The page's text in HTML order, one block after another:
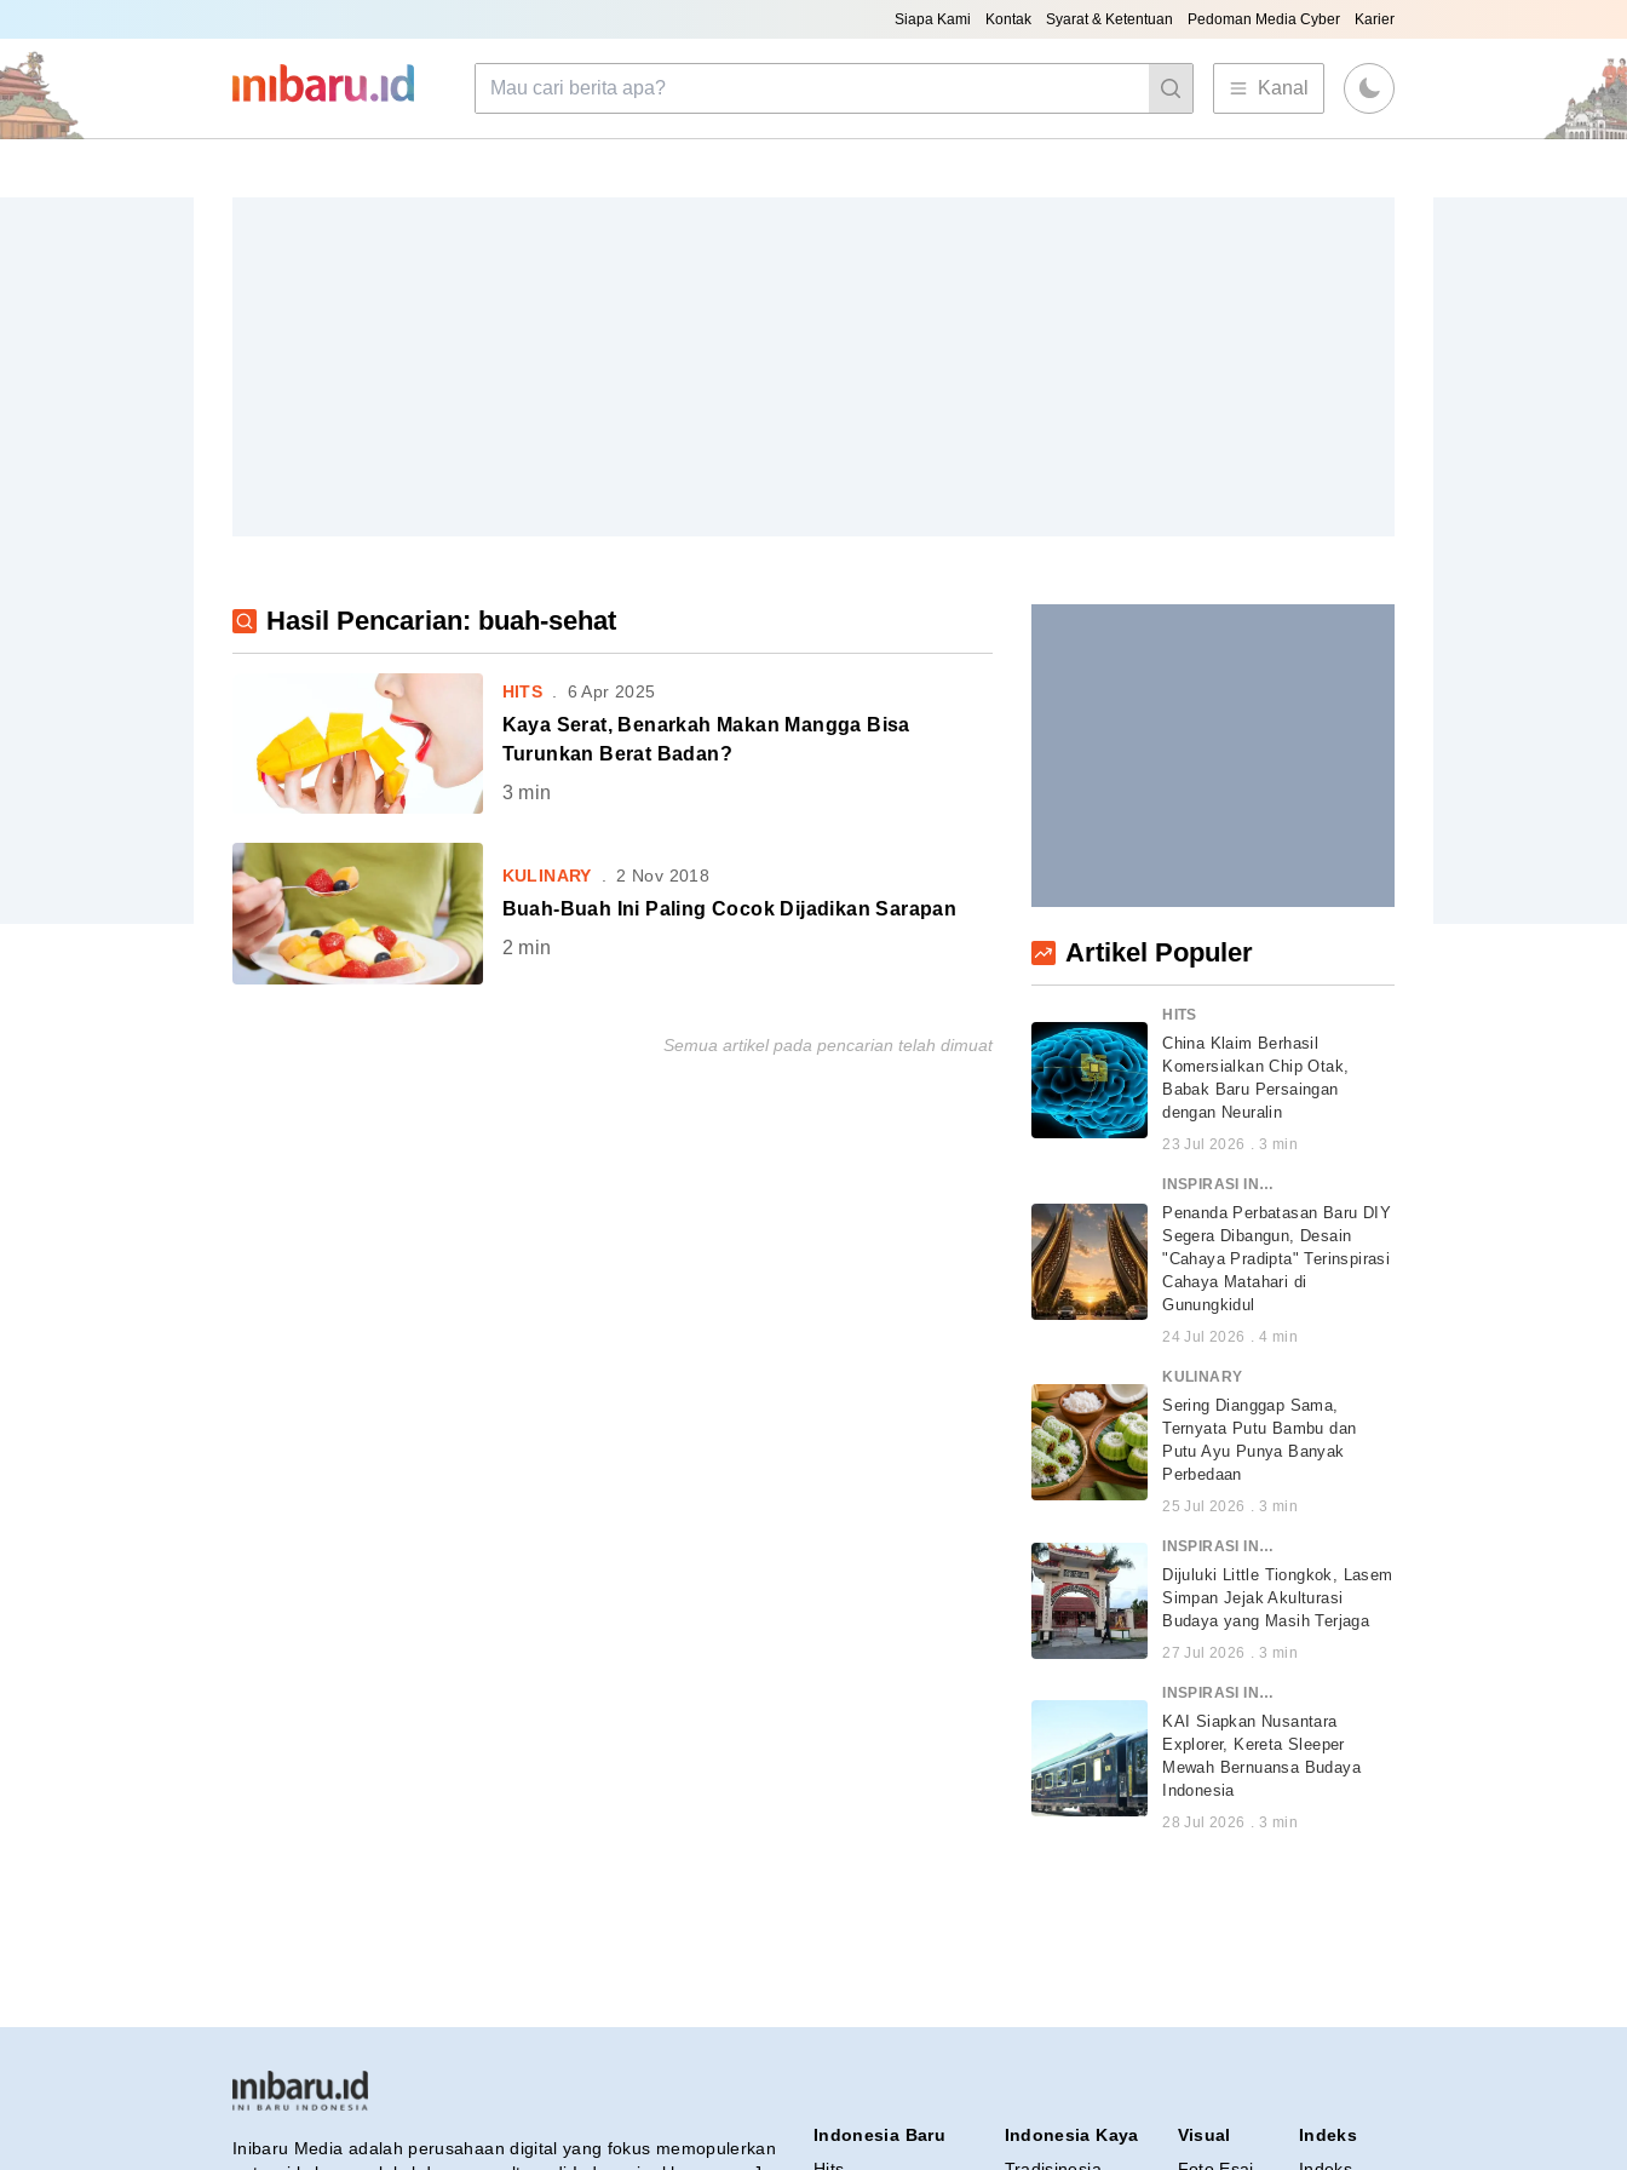
Siapa Kami Kontak Syarat & Ketentuan Pedoman Media Cyber Karier
Kanal
Hasil Pencarian: buah-sehat
HITS 6 Apr 2025
Kaya Serat, Benarkah Makan Mangga Bisa
Turunkan Berat Badan?
3min
KULINARY . 2 Nov 2018
Buah-Buah Ini Paling Cocok Dijadikan Sarapan
2 min
Semua artikel pada pencarian telah dimuat
Artikel Populer
HITS
China Klaim Berhasil
Komersialkan Chip Otak,
Babak Baru Persaingan
dengan Neuralin
23 Jul 2026 . 3 min
INSPIRASI INDONESIA
Penanda Perbatasan Baru DIY
Segera Dibangun, Desain
"Cahaya Pradipta" Terinspirasi
Cahaya Matahari di
Gunungkidul
24 Jul 2026 . 4 min
KULINARY
Sering Dianggap Sama,
Ternyata Putu Bambu dan
Putu Ayu Punya Banyak
Perbedaan
25 Jul 2026 . 3 min
INSPIRASI INDONESIA
Dijuluki Little Tiongkok, Lasem
Simpan Jejak Akulturasi
Budaya yang Masih Terjaga
27 Jul 2026 . 3 min
INSPIRASI INDONESIA
KAI Siapkan Nusantara
Explorer, Kereta Sleeper
Mewah Bernuansa Budaya
Indonesia
28 Jul 2026 . 3 min
Inibaru Media adalah perusahaan digital yang fokus memopulerkan
Indonesia Baru
Indonesia Kaya
Visual
Indeks